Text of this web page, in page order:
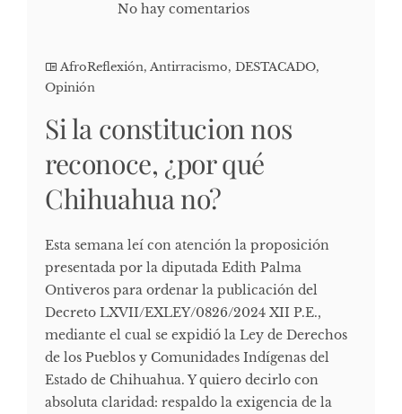
No hay comentarios
AfroReflexión, Antirracismo, DESTACADO,
Opinión
Si la constitucion nos
reconoce, ¿por qué
Chihuahua no?
Esta semana leí con atención la proposición
presentada por la diputada Edith Palma
Ontiveros para ordenar la publicación del
Decreto LXVII/EXLEY/0826/2024 XII P.E.,
mediante el cual se expidió la Ley de Derechos
de los Pueblos y Comunidades Indígenas del
Estado de Chihuahua. Y quiero decirlo con
absoluta claridad: respaldo la exigencia de la